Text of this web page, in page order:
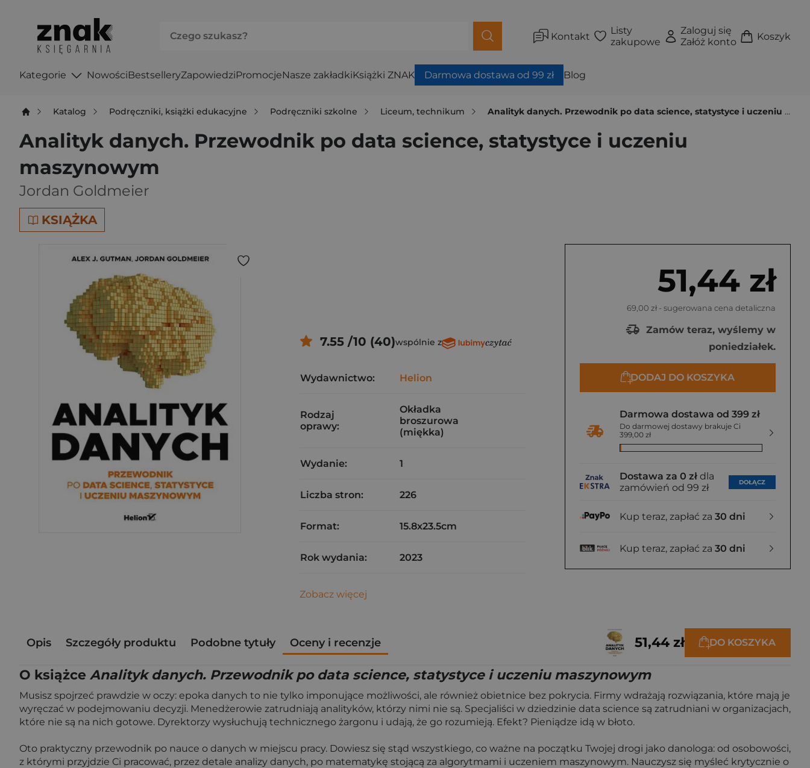
Kontakt
Listy
zakupowe
Zaloguj się
Załóż konto
Koszyk
Kategorie NowościBestselleryZapowiedziPromocjeNasze zakładkiKsiążki ZNAK Darmowa dostawa od 99 zł Blog
Katalog Podręczniki, książki edukacyjne Podręczniki szkolne Liceum, technikum Analityk danych. Przewodnik po data science, statystyce i uczeniu maszynowym
Analityk danych. Przewodnik po data science, statystyce i uczeniu
maszynowym
Jordan Goldmeier
KSIĄŻKA
51,44 zł
69,00 zł - sugerowana cena detaliczna
Zamów teraz, wyślemy w
poniedziałek.
DODAJ DO KOSZYKA
Darmowa dostawa od 399 zł
Do darmowej dostawy brakuje Ci
399,00 zł
Dostawa za 0 zł dla
zamówień od 99 zł
DOŁĄCZ
Kup teraz, zapłać za 30 dni
Kup teraz, zapłać za 30 dni
7.55 /10 (40)wspólnie z
Wydawnictwo: Helion
Rodzaj
oprawy:
Okładka
broszurowa
(miękka)
Wydanie: 1
Liczba stron: 226
Format: 15.8x23.5cm
Rok wydania: 2023
Zobacz więcej
Opis Szczegóły produktu Podobne tytuły Oceny i recenzje 51,44 zł DO KOSZYKA
O książce Analityk danych. Przewodnik po data science, statystyce i uczeniu maszynowym
Musisz spojrzeć prawdzie w oczy: epoka danych to nie tylko imponujące możliwości, ale również obietnice bez pokrycia. Firmy wdrażają rozwiązania, które mają je
wyręczać w podejmowaniu decyzji. Menedżerowie zatrudniają analityków, którzy nimi nie są. Specjaliści w dziedzinie data science są zatrudniani w organizacjach,
które nie są na nich gotowe. Dyrektorzy wysłuchują technicznego żargonu i udają, że go rozumieją. Efekt? Pieniądze idą w błoto.
Oto praktyczny przewodnik po nauce o danych w miejscu pracy. Dowiesz się stąd wszystkiego, co ważne na początku Twojej drogi jako danologa: od osobowości,
z którymi przyjdzie Ci pracować, przez detale analizy danych, po matematykę stojącą za algorytmami i uczeniem maszynowym. Nauczysz się myśleć krytycznie o